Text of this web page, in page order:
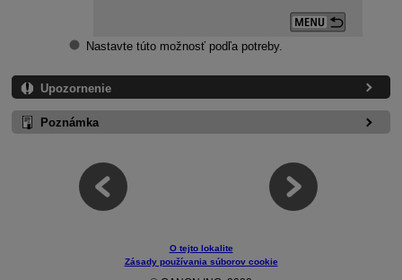
Nastavte túto možnosť podľa potreby.
Upozornenie
Poznámka
O tejto lokalite
Zásady používania súborov cookie